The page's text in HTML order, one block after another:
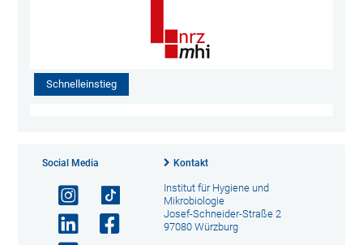
Schnelleinstieg
Social Media Kontakt
Institut für Hygiene und
Mikrobiologie
Josef-Schneider-Straße 2
97080 Würzburg